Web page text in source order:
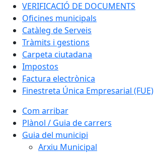
VERIFICACIÓ DE DOCUMENTS
Oficines municipals
Catàleg de Serveis
Tràmits i gestions
Carpeta ciutadana
Impostos
Factura electrònica
Finestreta Única Empresarial (FUE)
Com arribar
Plànol / Guia de carrers
Guia del municipi
Arxiu Municipal